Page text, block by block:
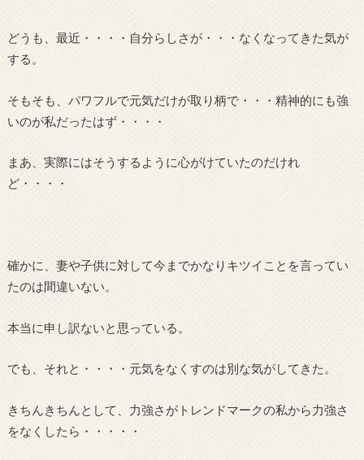
どうも、最近・・・・自分らしさが・・・なくなってきた気が
する。
そもそも、パワフルで元気だけが取り柄で・・・精神的にも強
いのが私だったはず・・・・
まあ、実際にはそうするように心がけていたのだけれ
ど・・・・
確かに、妻や子供に対して今までかなりキツイことを言ってい
たのは間違いない。
本当に申し訳ないと思っている。
でも、それと・・・・元気をなくすのは別な気がしてきた。
きちんきちんとして、力強さがトレンドマークの私から力強さ
をなくしたら・・・・・